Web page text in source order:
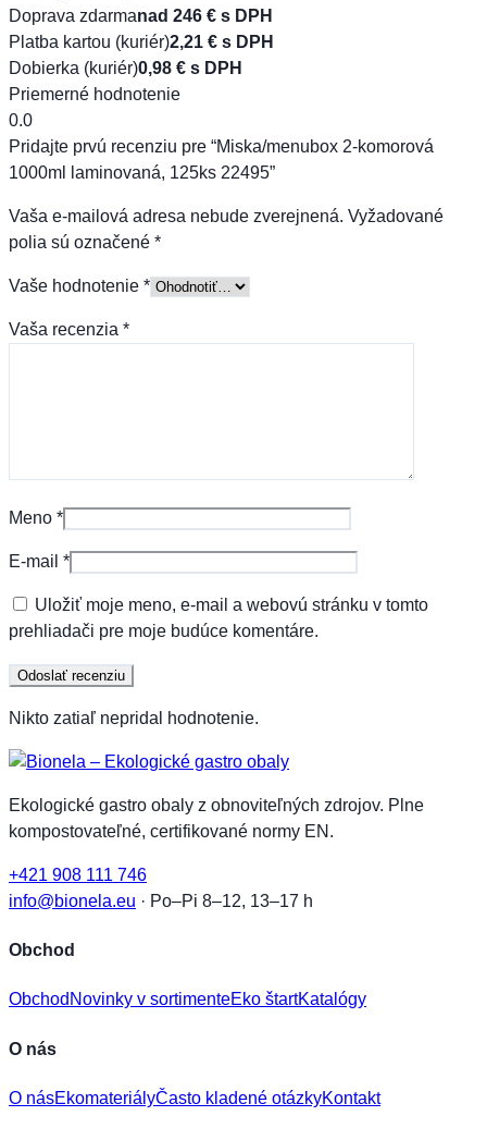
Doprava zdarmanad 246 € s DPH
Platba kartou (kuriér)2,21 € s DPH
Dobierka (kuriér)0,98 € s DPH
Priemerné hodnotenie
0.0
Pridajte prvú recenziu pre “Miska/menubox 2-komorová
1000ml laminovaná, 125ks 22495”
Vaša e-mailová adresa nebude zverejnená. Vyžadované
polia sú označené *
Vaše hodnotenie *
Vaša recenzia *
Meno *
E-mail *
Uložiť moje meno, e-mail a webovú stránku v tomto
prehliadači pre moje budúce komentáre.
Nikto zatiaľ nepridal hodnotenie.
Ekologické gastro obaly z obnoviteľných zdrojov. Plne
kompostovateľné, certifikované normy EN.
+421 908 111 746
info@bionela.eu · Po–Pi 8–12, 13–17 h
Obchod
Obchod Novinky v sortimenteEko štartKatalógy
O nás
O násEkomateriályČasto kladené otázkyKontakt